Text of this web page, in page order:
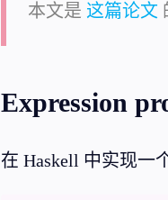
本文是 这篇论文
Expression
在 Haskell 中实现一